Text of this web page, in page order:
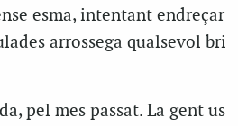
esma, intentant endreçar
arrossega qualsevol bri
pel mes passat. La gent us